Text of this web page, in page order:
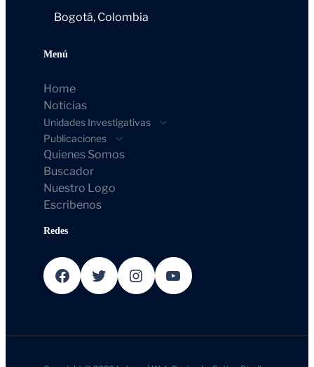
Bogotá, Colombia
Menú
Home
Noticias
Unidades Investigativas
Publicaciones
Quienes Somos
Buscador
Nuestro Logo
Escribenos
Redes
Facebook Twitter Instagram YouTube